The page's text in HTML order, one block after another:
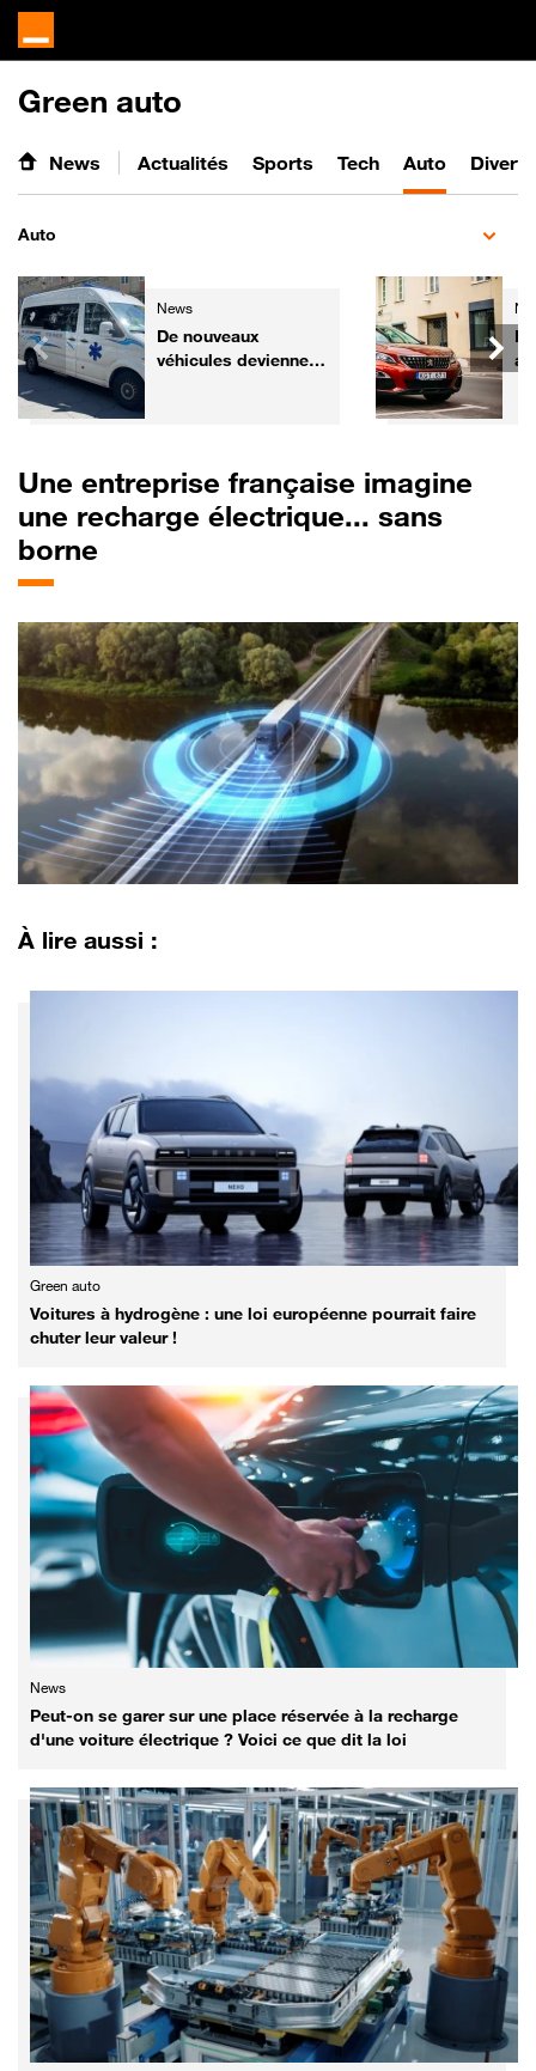
Green auto
News Actualités Sports Tech Auto
Auto
News
De nouveaux
véhicules deviennent
Une entreprise française imagine
une recharge électrique... sans
borne
À lire aussi :
Green auto
Voitures à hydrogène : une loi européenne pourrait faire
chuter leur valeur !
News
Peut-on se garer sur une place réservée à la recharge
d'une voiture électrique ? Voici ce que dit la loi